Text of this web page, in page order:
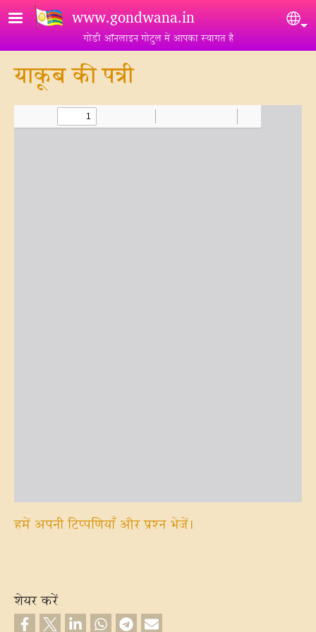
Skip to main contentwww.gondwana.in
गोंडी ऑनलाइन गोटुल में आपका स्वागत है
याकूब की पत्री
हमें अपनी टिप्पणियाँ और प्रश्न भेजें।
शेयर करें